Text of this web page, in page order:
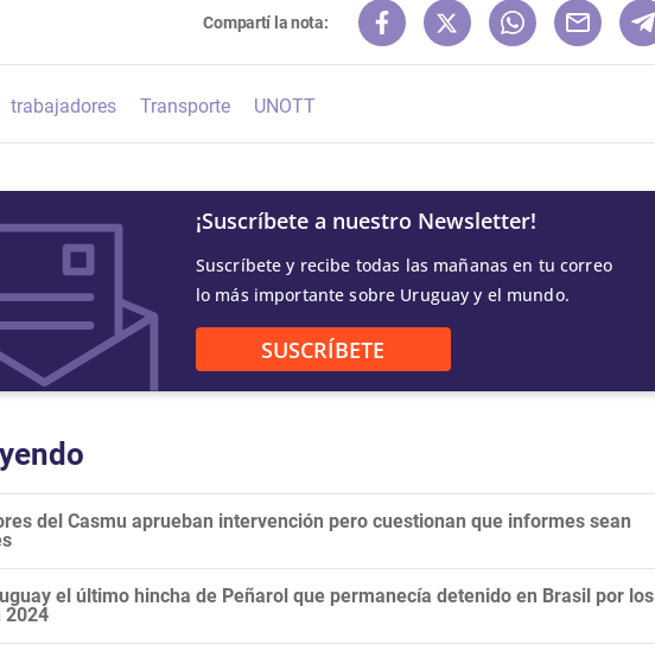
Compartí la nota:
trabajadores Transporte UNOTT
¡Suscríbete a nuestro Newsletter!
Suscríbete y recibe todas las mañanas en tu correo
lo más importante sobre Uruguay y el mundo.
SUSCRÍBETE
del Casmu aprueban intervención pero cuestionan que informes sean
el último hincha de Peñarol que permanecía detenido en Brasil por los
2024